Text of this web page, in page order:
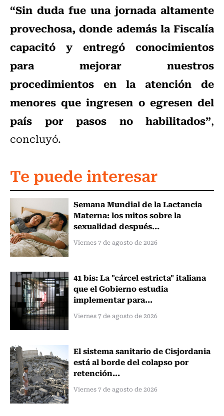
“Sin duda fue una jornada altamente
provechosa, donde además la Fiscalía
capacitó y entregó conocimientos
para mejorar nuestros
procedimientos en la atención de
menores que ingresen o egresen del
país por pasos no habilitados”,
concluyó.
Te puede interesar
Semana Mundial de la Lactancia
Materna: los mitos sobre la
sexualidad después...
Viernes 7 de agosto de 2026
41 bis: La "cárcel estricta" italiana
que el Gobierno estudia
implementar para...
Viernes 7 de agosto de 2026
El sistema sanitario de Cisjordania
está al borde del colapso por
retención...
Viernes 7 de agosto de 2026